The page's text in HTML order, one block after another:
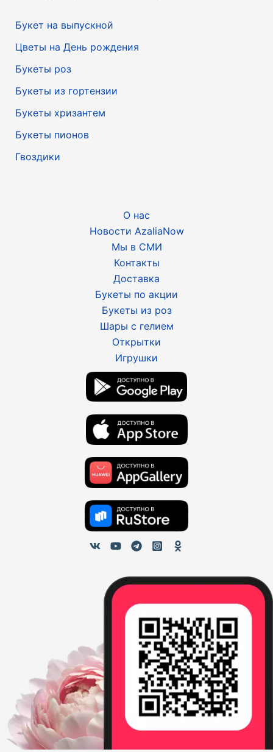
Букет на выпускной
Цветы на День рождения
Букеты роз
Букеты из гортензии
Букеты хризантем
Букеты пионов
Гвоздики
О нас
Новости AzaliaNow
Мы в СМИ
Контакты
Доставка
Букеты по акции
Букеты из роз
Шары с гелием
Открытки
Игрушки